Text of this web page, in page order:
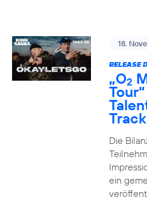
18.
RELEASE
„O2
Die
ein